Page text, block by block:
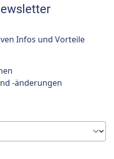
Infos und Vorteile
-änderungen